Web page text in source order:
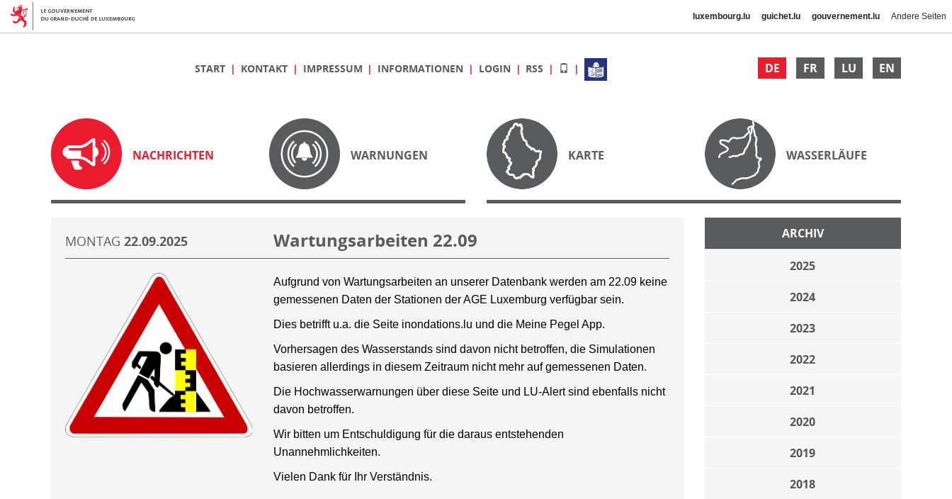
luxembourg.lu guichet.lu gouvernement.lu Andere Seiten
DE FR LU EN
START KONTAKT IMPRESSUM INFORMATIONEN LOGIN RSS
NACHRICHTEN WARNUNGEN KARTE WASSERLÄUFE
ARCHIV
2025
2024
2023
2022
2021
2020
2019
2018
MONTAG 22.09.2025 Wartungsarbeiten 22.09
Aufgrund von Wartungsarbeiten an unserer Datenbank werden am 22.09 keine
gemessenen Daten der Stationen der AGE Luxemburg verfügbar sein.
Dies betrifft u.a. die Seite inondations.lu und die Meine Pegel App.
Vorhersagen des Wasserstands sind davon nicht betroffen, die Simulationen
basieren allerdings in diesem Zeitraum nicht mehr auf gemessenen Daten.
Die Hochwasserwarnungen über diese Seite und LU-Alert sind ebenfalls nicht
davon betroffen.
Wir bitten um Entschuldigung für die daraus entstehenden
Unannehmlichkeiten.
Vielen Dank für Ihr Verständnis.